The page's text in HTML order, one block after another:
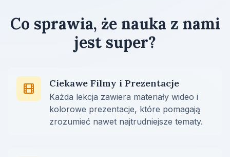
Co sprawia, że nauka z nami
jest super?
Ciekawe Filmy i Prezentacje
Każda lekcja zawiera materiały wideo i
kolorowe prezentacje, które pomagają
zrozumieć nawet najtrudniejsze tematy.